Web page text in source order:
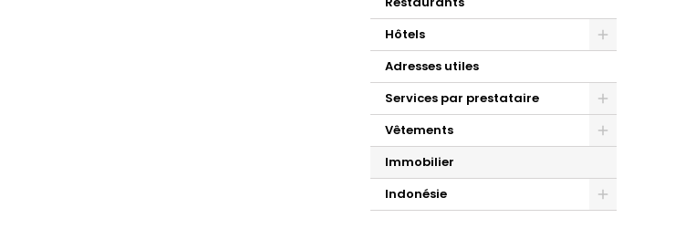
Hôtels
Adresses utiles
Services par prestataire
Vêtements
Immobilier
Indonésie